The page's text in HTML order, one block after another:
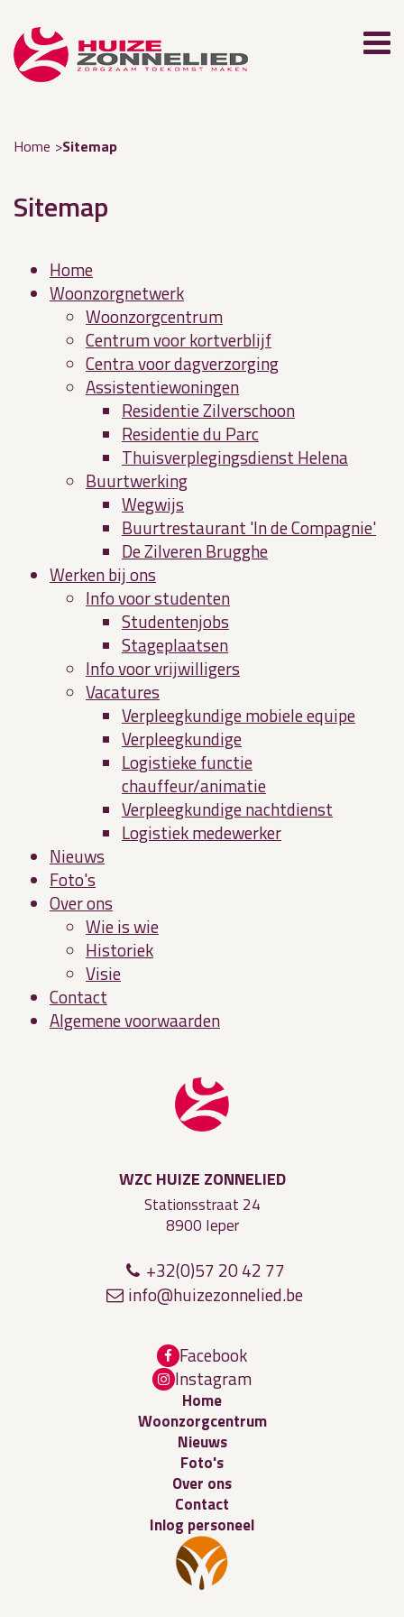
Home Sitemap
Sitemap
Home
Woonzorgnetwerk
Woonzorgcentrum
Centrum voor kortverblijf
Centra voor dagverzorging
Assistentiewoningen
Residentie Zilverschoon
Residentie du Parc
Thuisverplegingsdienst Helena
Buurtwerking
Wegwijs
Buurtrestaurant 'In de Compagnie'
De Zilveren Brugghe
Werken bij ons
Info voor studenten
Studentenjobs
Stageplaatsen
Info voor vrijwilligers
Vacatures
Verpleegkundige mobiele equipe
Verpleegkundige
Logistieke functie
chauffeur/animatie
Verpleegkundige nachtdienst
Logistiek medewerker
Nieuws
Foto's
Over ons
Wie is wie
Historiek
Visie
Contact
Algemene voorwaarden
WZC HUIZE ZONNELIED
Stationsstraat 24
8900 Ieper
+32(0)57 20 42 77
info@huizezonnelied.be
Facebook
Instagram
Home
Woonzorgcentrum
Nieuws
Foto's
Over ons
Contact
Inlog personeel